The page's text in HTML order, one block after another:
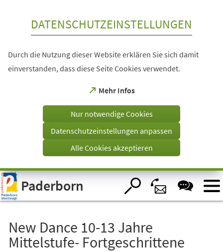
Visuelle
Assistenzsoftware
öffnen.
DATENSCHUTZEINSTELLUNGEN
Durch die Nutzung dieser Website erklären Sie sich damit
einverstanden, dass diese Seite Cookies verwendet.
Mehr Infos
(Öffnet
einem
Tab)
Nur notwendige Cookies
Datenschutzeinstellungen anpassen
Alle Cookies akzeptieren
Paderborn
New Dance 10-13 Jahre
Mittelstufe- Fortgeschrittene